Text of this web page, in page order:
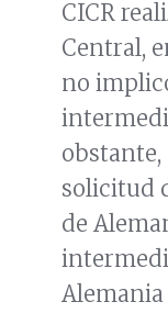
CICR
Central,
no
obstante,
solicitud
de